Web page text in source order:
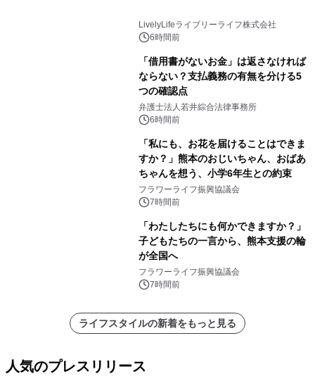
LivelyLifeライブリーライフ株式会社
6時間前
「借用書がないお金」は返さなければ
ならない？支払義務の有無を分ける5
つの確認点
弁護士法人若井綜合法律事務所
6時間前
「私にも、お花を届けることはできま
すか？」熊本のおじいちゃん、おばあ
ちゃんを想う、小学6年生との約束
フラワーライフ振興協議会
7時間前
「わたしたちにも何かできますか？」
子どもたちの一言から、熊本支援の輪
が全国へ
フラワーライフ振興協議会
7時間前
ライフスタイルの新着をもっと見る
人気のプレスリリース